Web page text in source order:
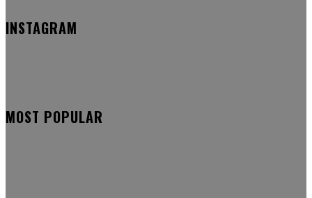
INSTAGRAM
MOST POPULAR